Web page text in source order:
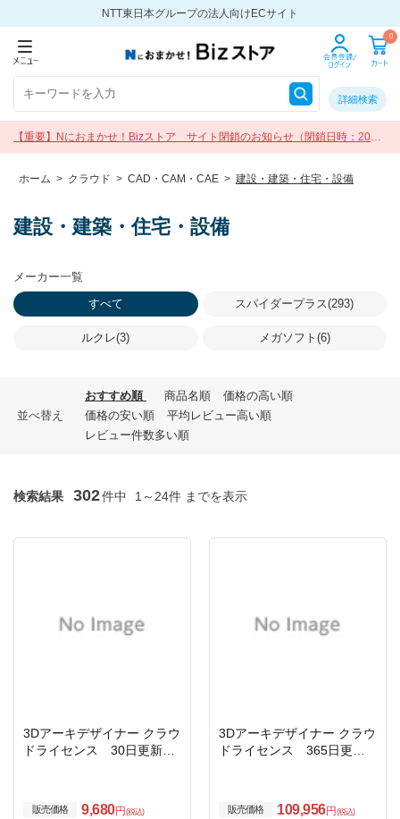
NTT東日本グループの法人向けECサイト
0
詳細検索
【重要】Nにおまかせ！Bizストア サイト閉鎖のお知らせ（閉鎖日時：2026
年9月30日 17:00）
ホーム > クラウド > CAD・CAM・CAE > 建設・建築・住宅・設備
建設・建築・住宅・設備
メーカー一覧
すべて
スパイダープラス(293)
ルクレ(3) メガソフト(6)
並べ替え
おすすめ順 商品名順
価格の高い順
価格の安い順
平均レビュー高い順
レビュー件数多い順
検索結果 302件中 1～24件 までを表示
3Dアーキデザイナー クラウ
ドライセンス 30日更新ポ
販売価格 9,680円 (税込)
3Dアーキデザイナー クラウ
ドライセンス 365日更新
販売価格 109,956円 (税込)